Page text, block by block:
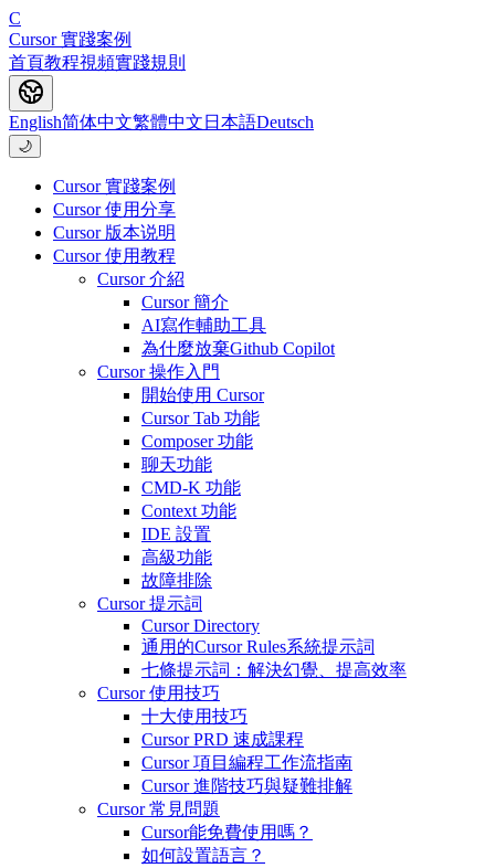
C
Cursor 實踐案例
首頁教程視頻實踐規則
English简体中文繁體中文 日本語Deutsch
🌙
Cursor 實踐案例
Cursor 使用分享
Cursor 版本说明
Cursor 使用教程
Cursor 介紹
Cursor 簡介
AI寫作輔助工具
為什麼放棄Github Copilot
Cursor 操作入門
開始使用 Cursor
Cursor Tab 功能
Composer 功能
聊天功能
CMD-K 功能
Context 功能
IDE 設置
高級功能
故障排除
Cursor 提示詞
Cursor Directory
通用的Cursor Rules系統提示詞
七條提示詞：解決幻覺、提高效率
Cursor 使用技巧
十大使用技巧
Cursor PRD 速成課程
Cursor 項目編程工作流指南
Cursor 進階技巧與疑難排解
Cursor 常見問題
Cursor能免費使用嗎？
如何設置語言？